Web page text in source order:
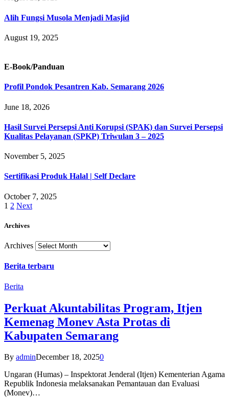
Alih Fungsi Musola Menjadi Masjid
August 19, 2025
E-Book/Panduan
Profil Pondok Pesantren Kab. Semarang 2026
June 18, 2026
Hasil Survei Persepsi Anti Korupsi (SPAK) dan Survei Persepsi
Kualitas Pelayanan (SPKP) Triwulan 3 – 2025
November 5, 2025
Sertifikasi Produk Halal | Self Declare
October 7, 2025
1 2 Next
Archives
Archives
Berita terbaru
Berita
Perkuat Akuntabilitas Program, Itjen
Kemenag Monev Asta Protas di
Kabupaten Semarang
By adminDecember 18, 20250
Ungaran (Humas) – Inspektorat Jenderal (Itjen) Kementerian Agama
Republik Indonesia melaksanakan Pemantauan dan Evaluasi
(Monev)…